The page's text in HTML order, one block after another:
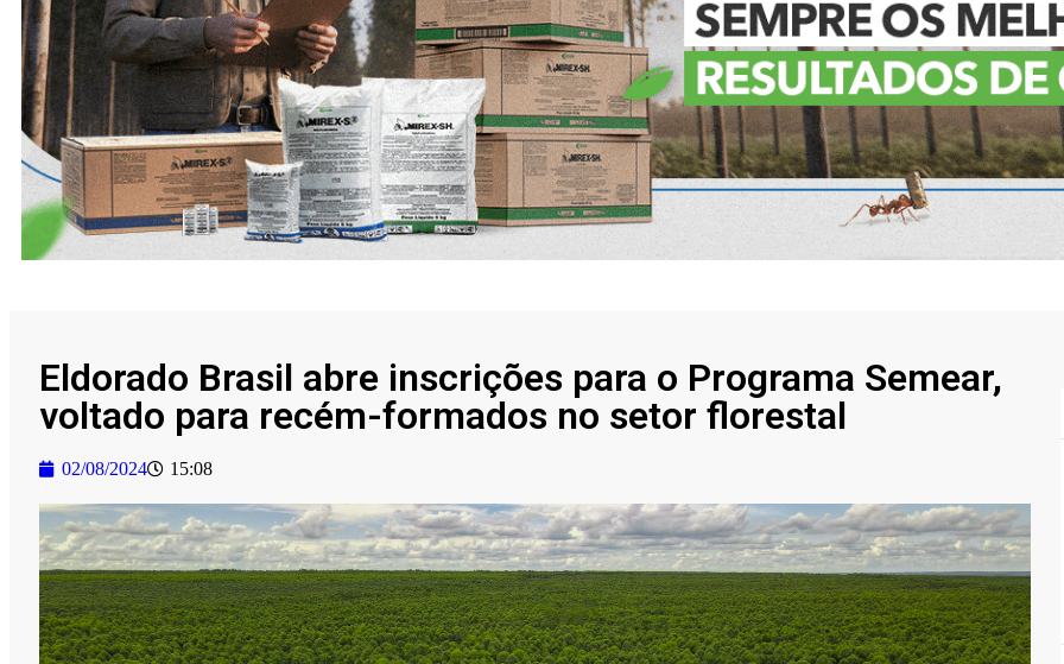
Eldorado Brasil abre inscrições para o Programa Semear,
voltado para recém-formados no setor florestal
02/08/2024 15:08